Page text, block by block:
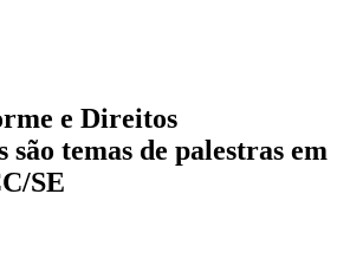
e Direitos
temas de palestras em
SE